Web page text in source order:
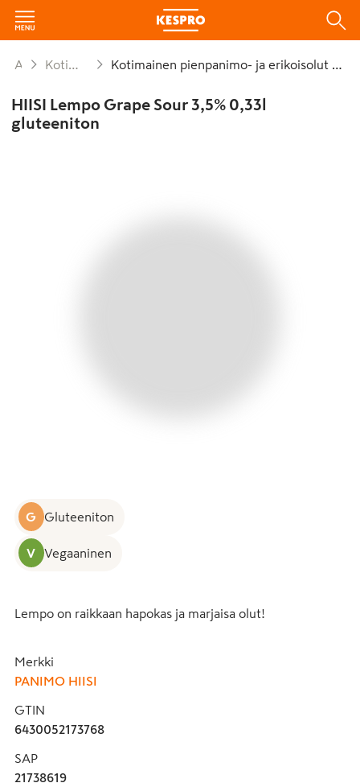
Alkoholijuomat
Kotimainen pienpanimo- ja erikoisolut Kotimainen pienpanimo- ja erikoisolut enint. 8,0 % plo
HIISI Lempo Grape Sour 3,5% 0,33l
gluteeniton
G Gluteeniton
V Vegaaninen
Lempo on raikkaan hapokas ja marjaisa olut!
Merkki
PANIMO HIISI
GTIN
6430052173768
SAP
21738619